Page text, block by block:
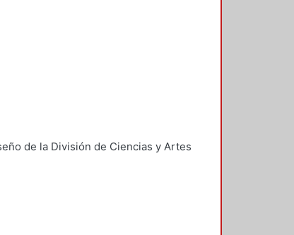
de la División de Ciencias y Artes